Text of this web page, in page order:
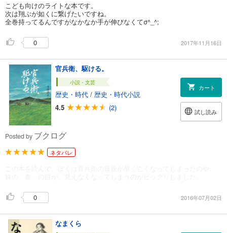
こども向けのライトな本です。
次は翔ぶが如くに繋げたいですね。
全巻持ってるんですがなかなか手が伸びなくてσ^_^;
0 2017年11月16日
官兵衛、駆ける。
小説・文芸
歴史・時代 / 歴史・時代小説
4.5
(2)
カート
試し読み
Posted by ブクログ
ネタバレ
0 2016年07月02日
なまくら